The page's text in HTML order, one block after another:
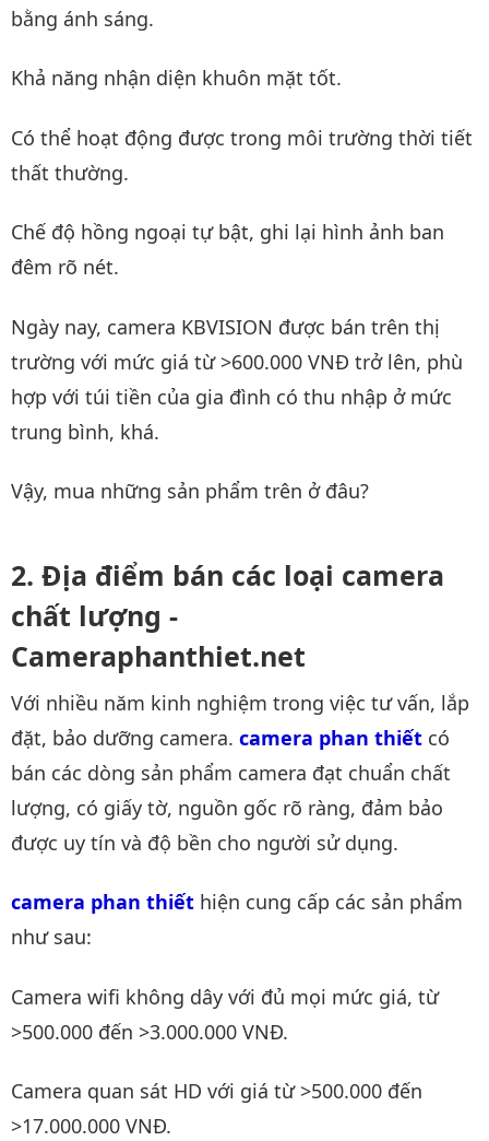
bằng ánh sáng.
Khả năng nhận diện khuôn mặt tốt.
Có thể hoạt động được trong môi trường thời tiết
thất thường.
Chế độ hồng ngoại tự bật, ghi lại hình ảnh ban
đêm rõ nét.
Ngày nay, camera KBVISION được bán trên thị
trường với mức giá từ >600.000 VNĐ trở lên, phù
hợp với túi tiền của gia đình có thu nhập ở mức
trung bình, khá.
Vậy, mua những sản phẩm trên ở đâu?
Địa điểm bán các loại camera
chất lượng -
Cameraphanthiet.net
Với nhiều năm kinh nghiệm trong việc tư vấn, lắp
đặt, bảo dưỡng camera. camera phan thiết có
bán các dòng sản phẩm camera đạt chuẩn chất
lượng, có giấy tờ, nguồn gốc rõ ràng, đảm bảo
được uy tín và độ bền cho người sử dụng.
camera phan thiết hiện cung cấp các sản phẩm
như sau:
Camera wifi không dây với đủ mọi mức giá, từ
>500.000 đến >3.000.000 VNĐ.
Camera quan sát HD với giá từ >500.000 đến
>17.000.000 VNĐ.